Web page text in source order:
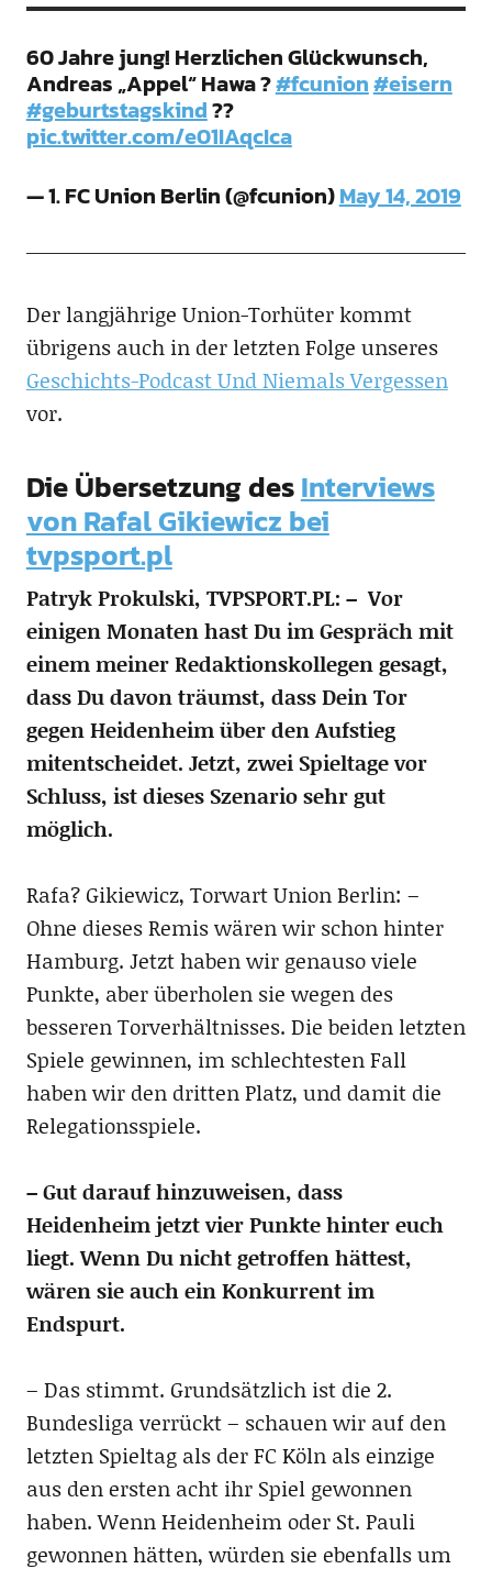
60 Jahre jung! Herzlichen Glückwunsch,
Andreas „Appel“ Hawa ?#fcunion#eisern
#geburtstagskind??
pic.twitter.com/e01IAqcIca
— 1. FC Union Berlin (@fcunion)May 14, 2019
Der langjährige Union-Torhüter kommt
übrigens auch in der letzten Folge unseres
Geschichts-Podcast Und Niemals Vergessen
vor.
Die Übersetzung desInterviews
von Rafal Gikiewicz bei
tvpsport.pl
Patryk Prokulski, TVPSPORT.PL: – Vor
einigen Monaten hast Du im Gespräch mit
einem meiner Redaktionskollegen gesagt,
dass Du davon träumst, dass Dein Tor
gegen Heidenheim über den Aufstieg
mitentscheidet. Jetzt, zwei Spieltage vor
Schluss, ist dieses Szenario sehr gut
möglich.
Rafa? Gikiewicz, Torwart Union Berlin: –
Ohne dieses Remis wären wir schon hinter
Hamburg. Jetzt haben wir genauso viele
Punkte, aber überholen sie wegen des
besseren Torverhältnisses. Die beiden letzten
Spiele gewinnen, im schlechtesten Fall
haben wir den dritten Platz, und damit die
Relegationsspiele.
– Gut darauf hinzuweisen, dass
Heidenheim jetzt vier Punkte hinter euch
liegt. Wenn Du nicht getroffen hättest,
wären sie auch ein Konkurrent im
Endspurt.
– Das stimmt. Grundsätzlich ist die 2.
Bundesliga verrückt – schauen wir auf den
letzten Spieltag als der FC Köln als einzige
aus den ersten acht ihr Spiel gewonnen
haben. Wenn Heidenheim oder St. Pauli
gewonnen hätten, würden sie ebenfalls um